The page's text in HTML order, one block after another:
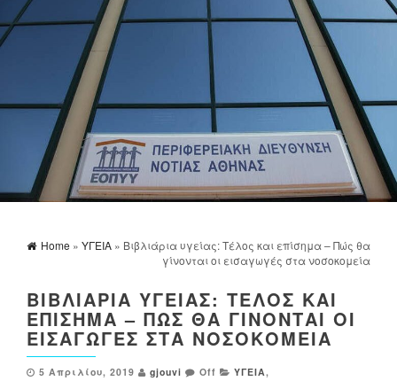
Home » ΥΓΕΙΑ » Βιβλιάρια υγείας: Τέλος και επίσημα – Πώς θα
γίνονται οι εισαγωγές στα νοσοκομεία
ΒΙΒΛΙΆΡΙΑ ΥΓΕΊΑΣ: ΤΈΛΟΣ ΚΑΙ
ΕΠΊΣΗΜΑ – ΠΏΣ ΘΑ ΓΊΝΟΝΤΑΙ ΟΙ
ΕΙΣΑΓΩΓΈΣ ΣΤΑ ΝΟΣΟΚΟΜΕΊΑ
5 Απριλίου, 2019 gjouvi Off ΥΓΕΙΑ ,